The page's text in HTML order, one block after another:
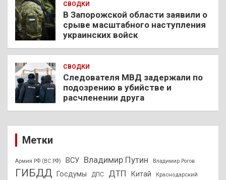
СВОДКИ
В Запорожской области заявили о
срыве масштабного наступления
украинских войск
СВОДКИ
Следователя МВД задержали по
подозрению в убийстве и
расчленении друга
Метки
Армия РФ (ВС РФ) ВСУ Владимир Путин Владимир Рогов
ГИБДД Госдумы ДПС ДТП Китай Краснодарский